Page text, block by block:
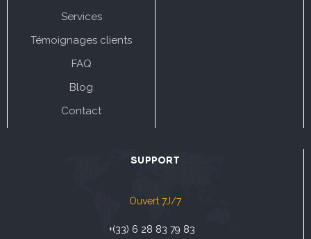
Services
Témoignages clients
FAQ
Blog
Contact
SUPPORT
Ouvert 7J/7
+(33) 6 28 83 79 83